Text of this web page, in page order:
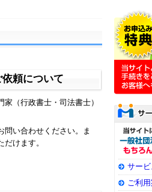
頼について
（行政書士・司法書士）
問い合わせください。ま
けます。
サー
ご利